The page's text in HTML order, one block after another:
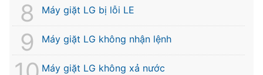
Máy giặt LG bị lỗi LE
Máy giặt LG không nhận lệnh
Máy giặt LG không xả nước